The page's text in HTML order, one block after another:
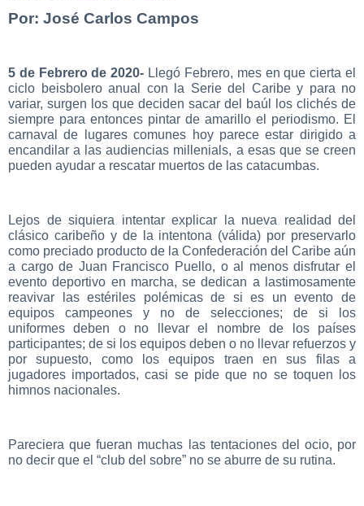
Por: José Carlos Campos
5 de Febrero de 2020- Llegó Febrero, mes en que cierta el
ciclo beisbolero anual con la Serie del Caribe y para no
variar, surgen los que deciden sacar del baúl los clichés de
siempre para entonces pintar de amarillo el periodismo. El
carnaval de lugares comunes hoy parece estar dirigido a
encandilar a las audiencias millenials, a esas que se creen
pueden ayudar a rescatar muertos de las catacumbas.
Lejos de siquiera intentar explicar la nueva realidad del
clásico caribeño y de la intentona (válida) por preservarlo
como preciado producto de la Confederación del Caribe aún
a cargo de Juan Francisco Puello, o al menos disfrutar el
evento deportivo en marcha, se dedican a lastimosamente
reavivar las estériles polémicas de si es un evento de
equipos campeones y no de selecciones; de si los
uniformes deben o no llevar el nombre de los países
participantes; de si los equipos deben o no llevar refuerzos y
por supuesto, como los equipos traen en sus filas a
jugadores importados, casi se pide que no se toquen los
himnos nacionales.
Pareciera que fueran muchas las tentaciones del ocio, por
no decir que el “club del sobre” no se aburre de su rutina.